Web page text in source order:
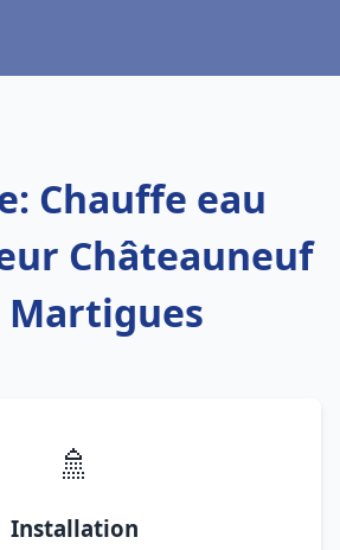
Chauffe eau
Châteauneuf
Martigues
🚿
Installation